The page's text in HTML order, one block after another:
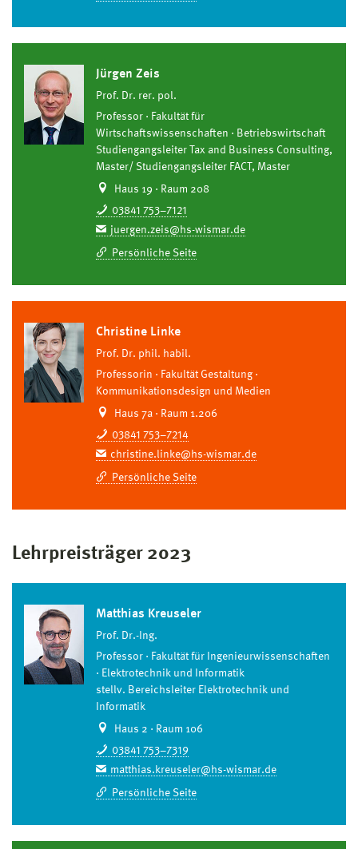
Jürgen Zeis
Prof. Dr. rer. pol.
Professor
Fakultät für
Wirtschaftswissenschaften
Betriebswirtschaft
Studiengangsleiter Tax and Business Consulting,
Master/ Studiengangsleiter FACT, Master
Haus 19 · Raum 208
03841 753–7121
juergen.zeis@hs-wismar.de
Persönliche Seite
Christine Linke
Prof. Dr. phil. habil.
Professorin
Fakultät Gestaltung
Kommunikationsdesign und Medien
Haus 7a · Raum 1.206
03841 753–7214
christine.linke@hs-wismar.de
Persönliche Seite
Lehrpreisträger 2023
Matthias Kreuseler
Prof. Dr.-Ing.
Professor
Fakultät für Ingenieurwissenschaften
Elektrotechnik und Informatik
stellv. Bereichsleiter Elektrotechnik und
Informatik
Haus 2 · Raum 106
03841 753–7319
matthias.kreuseler@hs-wismar.de
Persönliche Seite